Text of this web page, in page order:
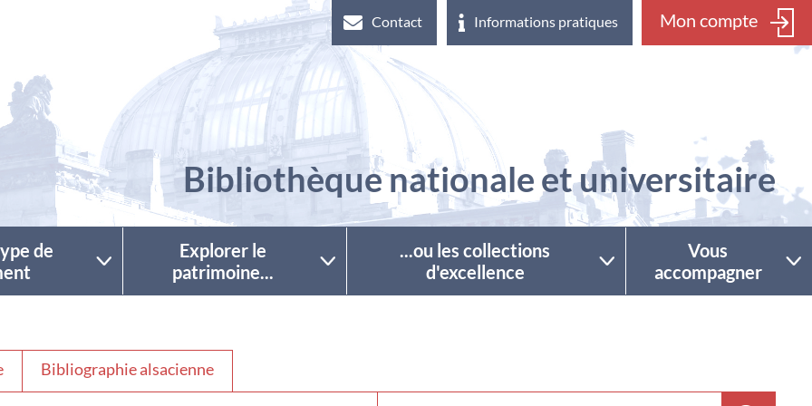
Contact Informations pratiques Mon compte
Bibliothèque nationale et universitaire
de
Explorer le
patrimoine...
...ou les collections
d'excellence
Vous
accompagner
Bibliographie alsacienne